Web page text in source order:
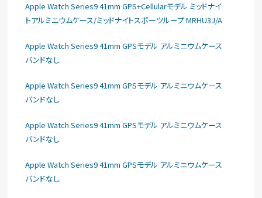
Apple Watch Series9 41mm GPS+Cellularモデル ミッドナイ
トアルミニウムケース/ミッドナイトスポーツループ MRHU3J/A
Apple Watch Series9 41mm GPSモデル アルミニウムケース
バンドなし
Apple Watch Series9 41mm GPSモデル アルミニウムケース
バンドなし
Apple Watch Series9 41mm GPSモデル アルミニウムケース
バンドなし
Apple Watch Series9 41mm GPSモデル アルミニウムケース
バンドなし